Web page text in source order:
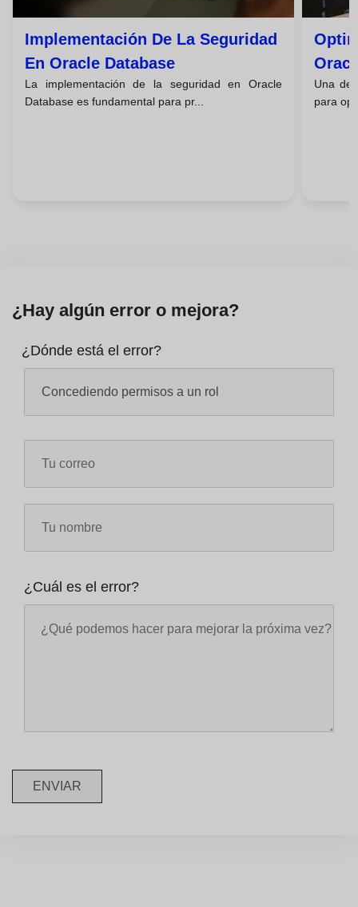
Implementación De La Seguridad
En Oracle Database
La implementación de la seguridad en Oracle
Database es fundamental para pr...
Una de
para
¿Hay algún error o mejora?
¿Dónde está el error?
¿Cuál es el error?
ENVIAR